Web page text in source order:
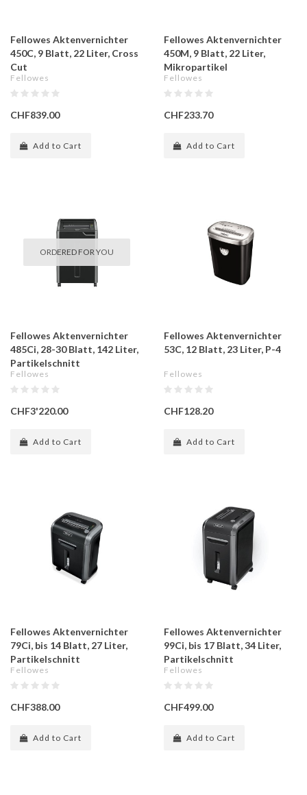
Fellowes Aktenvernichter
450C, 9 Blatt, 22 Liter, Cross
Cut
Fellowes
CHF839.00
Add to Cart
Fellowes Aktenvernichter
450M, 9 Blatt, 22 Liter,
Mikropartikel
Fellowes
CHF233.70
Add to Cart
ORDERED FOR YOU
Fellowes Aktenvernichter
485Ci, 28-30 Blatt, 142 Liter,
Partikelschnitt
Fellowes
CHF3'220.00
Add to Cart
Fellowes Aktenvernichter
53C, 12 Blatt, 23 Liter, P-4
Fellowes
CHF128.20
Add to Cart
Fellowes Aktenvernichter
79Ci, bis 14 Blatt, 27 Liter,
Partikelschnitt
Fellowes
CHF388.00
Add to Cart
Fellowes Aktenvernichter
99Ci, bis 17 Blatt, 34 Liter,
Partikelschnitt
Fellowes
CHF499.00
Add to Cart